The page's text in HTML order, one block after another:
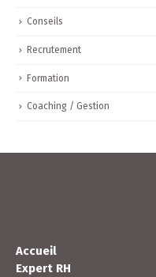
Conseils
Recrutement
Formation
Coaching / Gestion
Accueil
Expert RH